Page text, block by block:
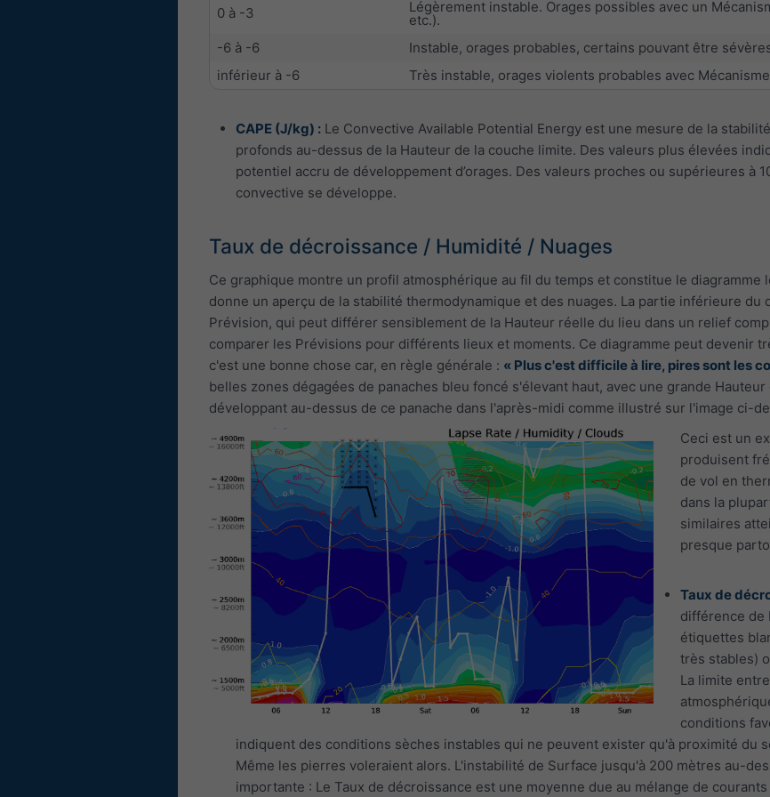
0 à -3
Légèrement instable. Orages possibles avec un
etc.).
-6 à -6
Instable, orages probables, certains pouvant être
inférieur à -6
Très instable, orages violents probables avec
CAPE (J/kg) : Le Convective Available Potential Energy est une mesure de la
profonds au-dessus de la Hauteur de la couche limite. Des valeurs plus élevées
potentiel accru de développement d’orages. Des valeurs proches ou supérieures
convective se développe.
Taux de décroissance / Humidité / Nuages
Ce graphique montre un profil atmosphérique au fil du temps et constitue le
donne un aperçu de la stabilité thermodynamique et des nuages. La partie inférieure
Prévision, qui peut différer sensiblement de la Hauteur réelle du lieu dans un relief
comparer les Prévisions pour différents lieux et moments. Ce diagramme peut devenir
c'est une bonne chose car, en règle générale : « Plus c'est difficile à lire, pires sont les
belles zones dégagées de panaches bleu foncé s'élevant haut, avec une grande
développant au-dessus de ce panache dans l'après-midi comme illustré sur l'image ci-
Ceci est un
produisent
de vol en
dans la
similaires
presque
Taux de
différence de
étiquettes
très stables)
La limite
conditions
indiquent des conditions sèches instables qui ne peuvent exister qu'à proximité du
Même les pierres voleraient alors. L'instabilité de Surface jusqu'à 200 mètres au-
importante : Le Taux de décroissance est une moyenne due au mélange de